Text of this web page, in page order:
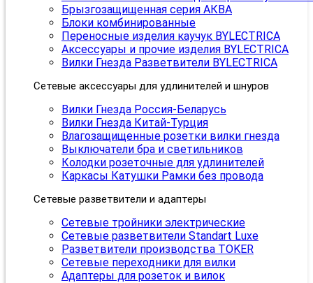
Брызгозащищенная серия АКВА
Блоки комбинированные
Переносные изделия каучук BYLECTRICA
Аксессуары и прочие изделия BYLECTRICA
Вилки Гнезда Разветвители BYLECTRICA
Сетевые аксессуары для удлинителей и шнуров
Вилки Гнезда Россия-Беларусь
Вилки Гнезда Китай-Турция
Влагозащищенные розетки вилки гнезда
Выключатели бра и светильников
Колодки розеточные для удлинителей
Каркасы Катушки Рамки без провода
Сетевые разветвители и адаптеры
Сетевые тройники электрические
Сетевые разветвители Standart Luxe
Разветвители производства TOKER
Сетевые переходники для вилки
Адаптеры для розеток и вилок